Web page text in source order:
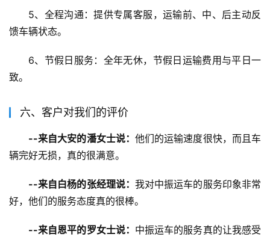
5、全程沟通：提供专属客服，运输前、中、后主动反
馈车辆状态。
6、节假日服务：全年无休，节假日运输费用与平日一
致。
六、客户对我们的评价
--来自大安的潘女士说： 他们的运输速度很快，而且车
辆完好无损，真的很满意。
--来自白杨的张经理说： 我对中振运车的服务印象非常
好，他们的服务态度真的很棒。
--来自恩平的罗女士说： 中振运车的服务真的让我感受